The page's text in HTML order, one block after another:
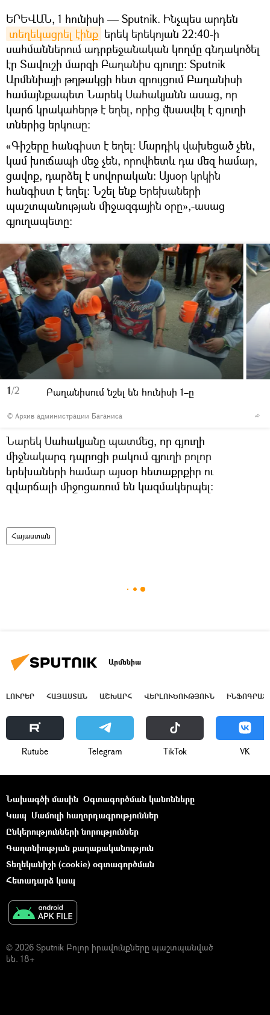
ԵՐԵՎԱՆ, 1 հունիսի — Sputnik. Ինչպես արդեն
տեղեկացրել էինք երեկ երեկոյան 22։40-ի
սահմաններում ադրբեջանական կողմը գնդակոծել
էր Տավուշի մարզի Բաղանիս գյուղը։ Sputnik
Արմենիայի թղթակցի հետ զրույցում Բաղանիսի
համայնքապետ Նարեկ Սահակյանն ասաց, որ
կարճ կրակահերթ է եղել, որից վնասվել է գյուղի
տներից երկուսը։
«Գիշերը հանգիստ է եղել։ Մարդիկ վախեցած չեն,
կամ խուճապի մեջ չեն, որովհետև դա մեզ համար,
ցավոք, դարձել է սովորական։ Այսօր կրկին
հանգիստ է եղել։ Նշել ենք Երեխաների
պաշտպանության միջազգային օրը»,-ասաց
գյուղապետը։
1/2
© Архив администрации Баганиса
Բաղանիսում նշել են հունիսի 1–ը
Նարեկ Սահակյանը պատմեց, որ գյուղի
միջնակարգ դպրոցի բակում գյուղի բոլոր
երեխաների համար այսօր հետաքրքիր ու
զվարճալի միջոցառում են կազմակերպել։
Հայաստան
Արմենիա
ԼՈՒՐԵՐ ՀԱՅԱՍՏԱՆ ԱՇԽԱՐՀ ՎԵՐԼՈՒԾՈՒԹՅՈՒՆ
Rutube Telegram ТikТоk VK
Նախագծի մասին Օգտագործման կանոնները
Կապ Մամուլի հաղորդագրություններ
Ընկերությունների նորություններ
Գաղտնիության քաղաքականություն
Տեղեկանիշի (cookie) օգտագործման
Հետադարձ կապ
© 2026 Sputnik Բոլոր իրավունքները պաշտպանված
են. 18+